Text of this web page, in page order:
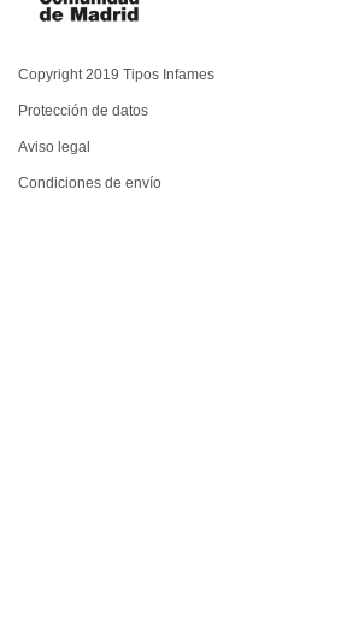
Copyright 2019 Tipos Infames
Protección de datos
Aviso legal
Condiciones de envío